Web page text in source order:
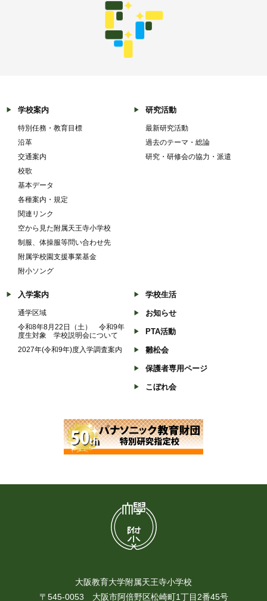
学校案内
特別任務・教育目標
沿革
交通案内
校歌
基本データ
各種案内・規定
関連リンク
空から見た附属天王寺小学校
制服、体操服等問い合わせ先
附属学校園支援事業基金
附小ソング
研究活動
最新研究活動
過去のテーマ・総論
研究・研修会の協力・派遣
入学案内
通学区域
令和8年8月22日（土） 令和9年
度生対象 学校説明会について
2027年(令和9年)度入学調査案内
学校生活
お知らせ
PTA活動
雛松会
保護者専用ページ
こぼれ会
大阪教育大学附属天王寺小学校
〒545-0053 大阪市阿倍野区松崎町1丁目2番45号